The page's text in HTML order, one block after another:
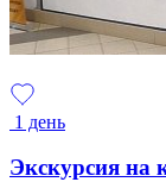
1 день
Экскурсия на